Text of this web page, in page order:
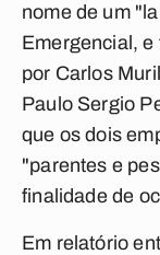
nome de um
Emergencial, e
por Carlos
Paulo Sergio
que os dois
"parentes e
finalidade de
Em relatório